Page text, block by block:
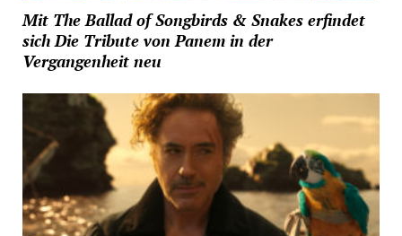
Mit The Ballad of Songbirds & Snakes erfindet
sich Die Tribute von Panem in der
Vergangenheit neu